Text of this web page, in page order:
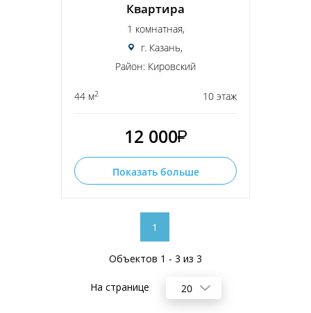
Квартира
1 комнатная,
г. Казань,
Район: Кировский
44 м2 10 этаж
12 000
Показать больше
1
Объектов 1 - 3 из 3
На странице 20